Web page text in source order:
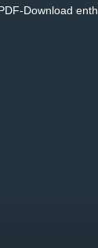
Download